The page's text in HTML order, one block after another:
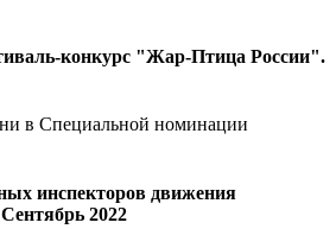
конкурс "Жар-Птица России".
в Специальной номинации
инспекторов движения
2022